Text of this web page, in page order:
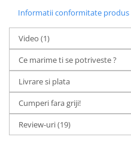
Informatii conformitate produs
Video (1)
Ce marime ti se potriveste ?
Livrare si plata
Cumperi fara griji!
Review-uri(19)